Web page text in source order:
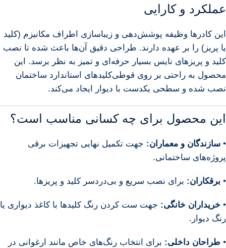
عملکرد و کارایی
این کادرها وظیفه پوشش‌دهی و زیباسازی اطراف مکانیزم (کلید
یا پریز) را بر عهده دارند. طراحی دقیق آن‌ها باعث شده تا نصب
کلید و پریزهای نایس بسیار حرفه‌ای و تمیز به نظر برسد. این
محصول به راحتی بر روی قوطی‌کلیدهای استاندارد ساختمان
نصب شده و سطحی یکدست با دیوار ایجاد می‌کند.
این محصول برای چه کسانی مناسب است؟
• سازندگان و معماران: جهت تکمیل نهایی تجهیزات برقی
پروژه‌های ساختمانی.
• برقکاران: برای نصب سریع و بی‌دردسر کلید و پریزها.
• خریداران خانگی: جهت ست کردن رنگ کلیدها با کاغذ دیواری یا
رنگ دیوار.
• طراحان داخلی: برای انتخاب رنگ‌های خاص مانند ارغوانی در